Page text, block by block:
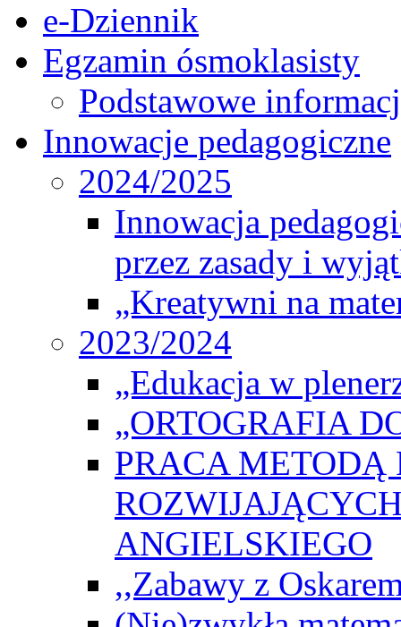
e-Dziennik
Egzamin ósmoklasisty
Podstawowe
Innowacje pedagogiczne
2024/2025
Innowacja
przez zasady i
„Kreatywni na
2023/2024
„Edukacja w
„ORTOGRAFIA
PRACA METODĄ
ANGIELSKIEGO
,,Zabawy z